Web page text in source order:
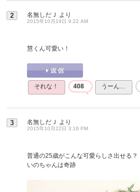
2 名無しだＪ より
2015年10月19日 9:22 AM
慧くん可愛い！
それな！ 408 うーん…
3 名無しだＪ より
2015年10月22日 3:16 PM
普通の25歳がこんな可愛らしさ出せる？
いのちゃんは奇跡